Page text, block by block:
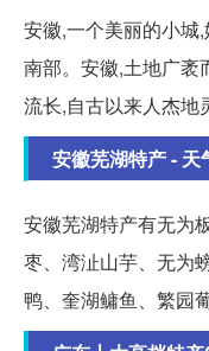
安徽,一个美丽的小城
南部。安徽,土地广袤
流长,自古以来人杰地
安徽芜湖特产 - 天
安徽芜湖特产有无为
枣、湾沚山芋、无为
鸭、奎湖鳙鱼、繁园